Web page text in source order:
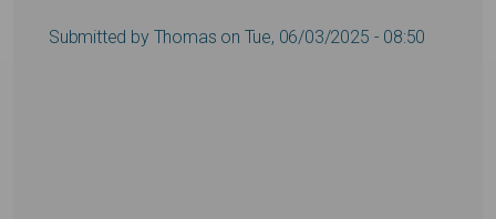
Submitted by Thomas on Tue, 06/03/2025 - 08:50